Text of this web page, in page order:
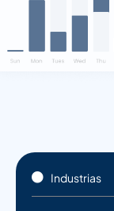
Industrias